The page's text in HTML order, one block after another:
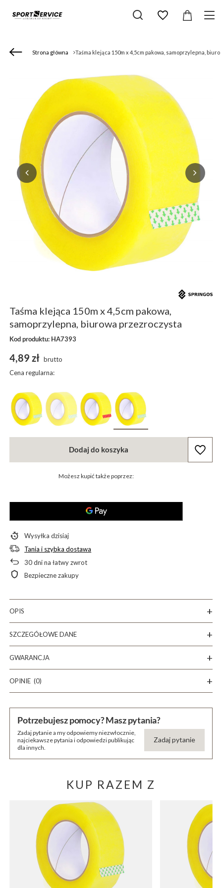
Strona główna Taśma klejąca 150m x 4,5cm pakowa, samoprzylepna,
Taśma klejąca 150m x 4,5cm pakowa,
samoprzylepna, biurowa przezroczysta
Kod produktu: HA7393
4,89 zł brutto
Cena regularna:
Dodaj do koszyka
Możesz kupić także poprzez:
Wysyłkadzisiaj
Tania i szybka dostawa
30dni na łatwy zwrot
Bezpieczne zakupy
OPIS
SZCZEGÓŁOWE DANE
GWARANCJA
OPINIE (0)
Potrzebujesz pomocy? Masz pytania?
Zadaj pytanie a my odpowiemy niezwłocznie,
najciekawsze pytania i odpowiedzi publikując
dla innych.
Zadaj pytanie
KUP RAZEM Z